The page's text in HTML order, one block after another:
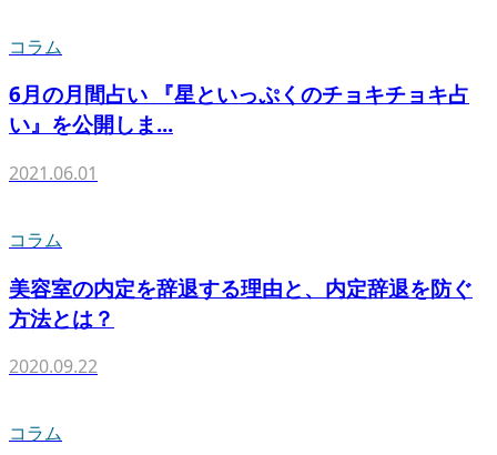
コラム
6月の月間占い 『星といっぷくのチョキチョキ占
い』を公開しま...
2021.06.01
コラム
美容室の内定を辞退する理由と、内定辞退を防ぐ
方法とは？
2020.09.22
コラム